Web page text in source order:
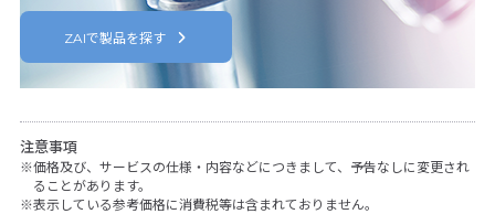
ZAIで製品を探す
注意事項
価格及び、サービスの仕様・内容などにつきまして、予告なしに変更され
ることがあります。
表示している参考価格に消費税等は含まれておりません。